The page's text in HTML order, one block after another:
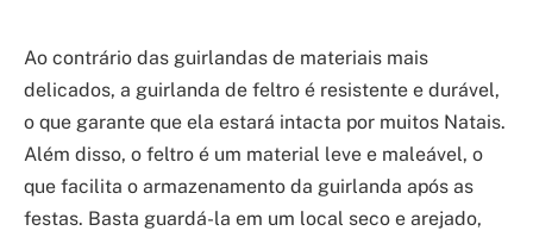
Ao contrário das guirlandas de materiais mais
delicados, a guirlanda de feltro é resistente e durável,
o que garante que ela estará intacta por muitos Natais.
Além disso, o feltro é um material leve e maleável, o
que facilita o armazenamento da guirlanda após as
festas. Basta guardá-la em um local seco e arejado,